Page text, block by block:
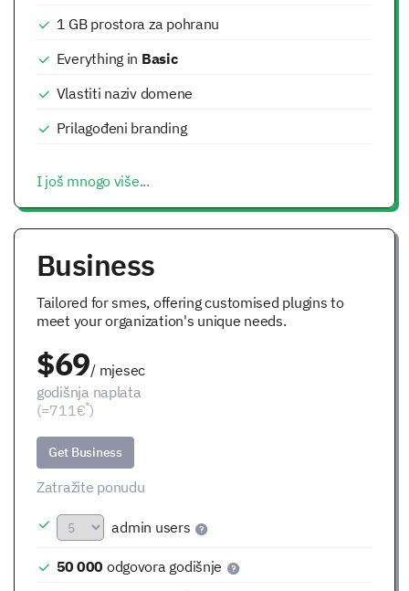
1 GBprostora za pohranu
Everything in Basic
Vlastiti naziv domene
Prilagođeni branding
I još mnogo više...
Business
Tailored for smes, offering customised plugins to
meet your organization's unique needs.
$69/ mjesec
godišnja naplata
(=711€*)
Get Business
Zatražite ponudu
admin users
50 000 odgovora godišnje